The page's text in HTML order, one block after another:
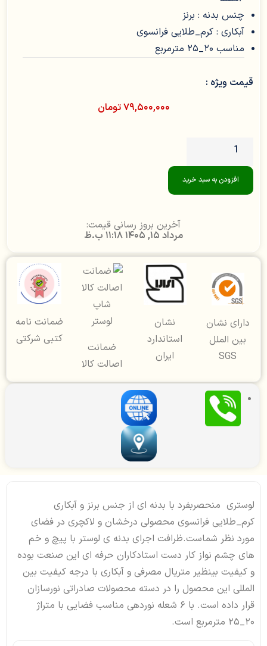
چنس بدنه : برنز
آبکاری : کرم_طلایی فرانسوی
مناسب 20_25 مترمربع
قیمت ویژه :
۷۹,۵۰۰,۰۰۰تومان
افزودن به سبد خرید
آخرین بروز رسانی قیمت:
مرداد 15, 1405 11:18 ب.ظ
دارای نشان
بین الملل
SGS
نشان
استاندارد
ایران
ضمانت
اصالت کالا
ضمانت نامه
کتبی شرکتی
لوستری منحصربفرد با بدنه ای از جنس برنز و آبکاری
کرم_طلایی فرانسوی محصولی درخشان و لاکچری در فضای
مورد نظر شماست.ظرافت اجرای بدنه ی لوستر با پیچ و خم
های چشم نواز کار دست استادکاران حرفه ای این صنعت بوده
و کیفیت بینظیر متریال مصرفی و آبکاری با درجه کیفیت بین
المللی این محصول را در دسته محصولات صادراتی نورسازان
قرار داده است. با 6 شعله نوردهی مناسب فضایی با متراژ
20_25 مترمربع است.